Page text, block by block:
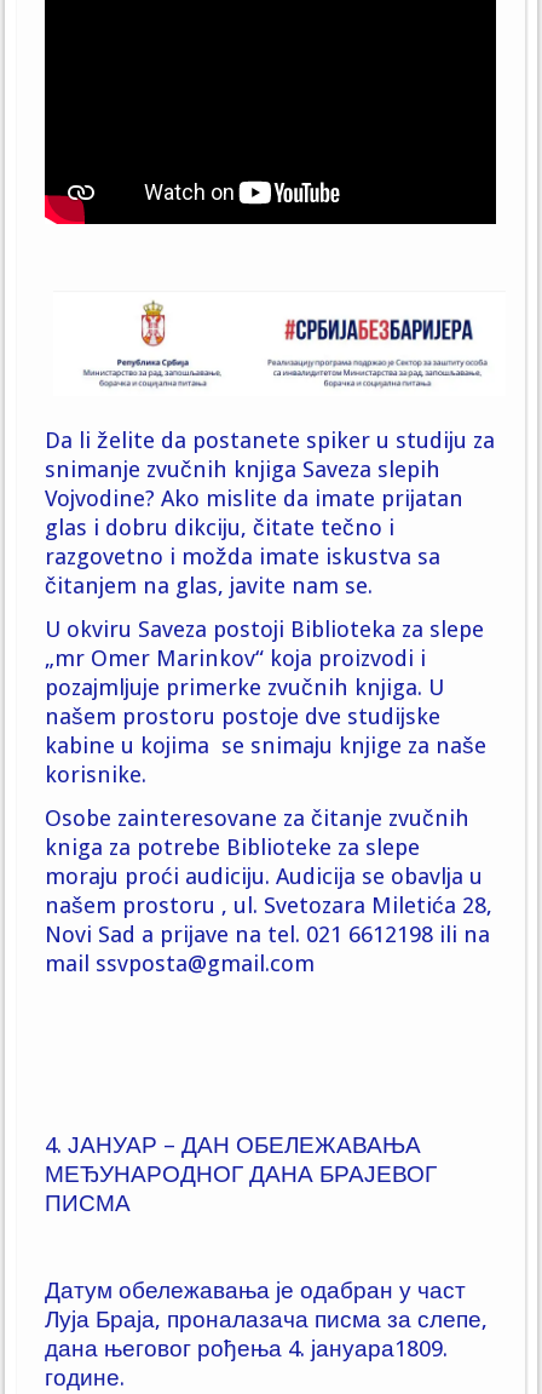
Da li želite da postanete spiker u studiju za
snimanje zvučnih knjiga Saveza slepih
Vojvodine? Ako mislite da imate prijatan
glas i dobru dikciju, čitate tečno i
razgovetno i možda imate iskustva sa
čitanjem na glas, javite nam se.
U okviru Saveza postoji Biblioteka za slepe
„mr Omer Marinkov“ koja proizvodi i
pozajmljuje primerke zvučnih knjiga. U
našem prostoru postoje dve studijske
kabine u kojima se snimaju knjige za naše
korisnike.
Osobe zainteresovane za čitanje zvučnih
kniga za potrebe Biblioteke za slepe
moraju proći audiciju. Audicija se obavlja u
našem prostoru , ul. Svetozara Miletića 28,
Novi Sad a prijave na tel. 021 6612198 ili na
mail ssvposta@gmail.com
4.ЈАНУАР – ДАН ОБЕЛЕЖАВАЊА
МЕЂУНАРОДНОГ ДАНА БРАЈЕВОГ
ПИСМА
Датум обележавања је одабран у част
Луја Браја, проналазача писма за слепе,
дана његовог рођења 4. јануара1809.
године.